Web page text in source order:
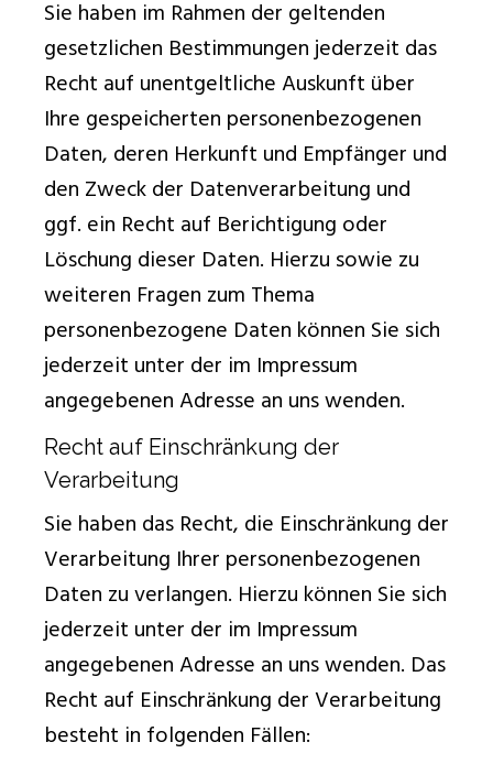
Sie haben im Rahmen der geltenden
gesetzlichen Bestimmungen jederzeit das
Recht auf unentgeltliche Auskunft über
Ihre gespeicherten personenbezogenen
Daten, deren Herkunft und Empfänger und
den Zweck der Datenverarbeitung und
ggf. ein Recht auf Berichtigung oder
Löschung dieser Daten. Hierzu sowie zu
weiteren Fragen zum Thema
personenbezogene Daten können Sie sich
jederzeit unter der im Impressum
angegebenen Adresse an uns wenden.
Recht auf Einschränkung der
Verarbeitung
Sie haben das Recht, die Einschränkung der
Verarbeitung Ihrer personenbezogenen
Daten zu verlangen. Hierzu können Sie sich
jederzeit unter der im Impressum
angegebenen Adresse an uns wenden. Das
Recht auf Einschränkung der Verarbeitung
besteht in folgenden Fällen: